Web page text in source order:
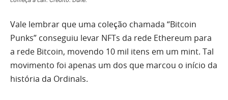
Vale lembrar que uma coleção chamada “Bitcoin
Punks” conseguiu levar NFTs da rede Ethereum para
a rede Bitcoin, movendo 10 mil itens em um mint. Tal
movimento foi apenas um dos que marcou o início da
história da Ordinals.